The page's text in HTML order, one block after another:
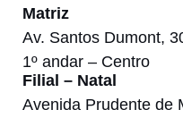
Matriz
Av. Santos Dumont,
1º andar – Centro
Filial – Natal
Avenida Prudente de